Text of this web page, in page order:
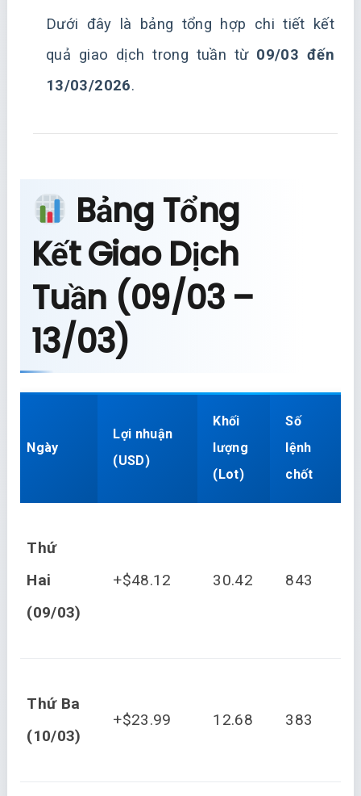
Dưới đây là bảng tổng hợp chi tiết kết
quả giao dịch trong tuần từ 09/03 đến
13/03/2026.
Bảng Tổng
Kết Giao Dịch
Tuần (09/03 –
13/03)
Ngày
Lợi nhuận
(USD)
Khối
lượng
(Lot)
Số
lệnh
chốt
Thứ
Hai
(09/03)
+$48.12 30.42 843
Thứ Ba
(10/03)
+$23.99 12.68 383